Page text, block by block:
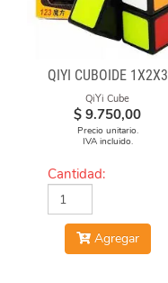
QIYI CUBOIDE 1X2X3
QiYi Cube
$ 9.750,00
Precio unitario.
IVA incluido.
Cantidad:
Agregar